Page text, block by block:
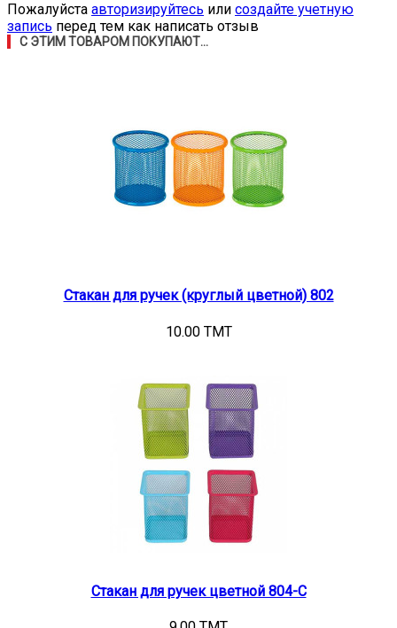
Пожалуйста авторизируйтесь или создайте учетную
запись перед тем как написать отзыв
С ЭТИМ ТОВАРОМ ПОКУПАЮТ...
Стакан для ручек (круглый цветной) 802
10.00 TMT
Стакан для ручек цветной 804-С